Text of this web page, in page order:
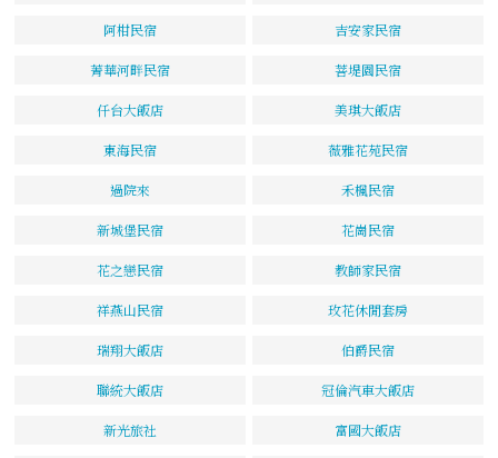
阿柑民宿 吉安家民宿
菁華河畔民宿 菩堤園民宿
仟台大飯店 美琪大飯店
東海民宿 薇雅花苑民宿
過院來 禾楓民宿
新城堡民宿 花崗民宿
花之戀民宿 教師家民宿
祥燕山民宿 玫花休閒套房
瑞翔大飯店 伯爵民宿
聯統大飯店 冠倫汽車大飯店
新光旅社 富國大飯店